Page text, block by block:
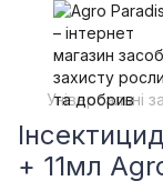
Універсальні
+ 11мл